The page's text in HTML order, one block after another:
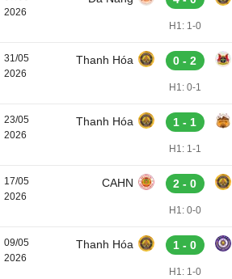
2026
H1: 1-0
31/05
2026
Thanh Hóa 0 - 2
H1: 0-1
23/05
2026
Thanh Hóa 1 - 1
H1: 1-1
17/05
2026
CAHN 2 - 0
H1: 0-0
09/05
2026
Thanh Hóa 1 - 0
H1: 1-0